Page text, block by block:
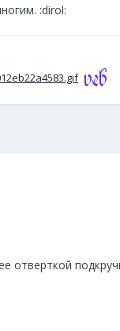
:dirol:
отверткой